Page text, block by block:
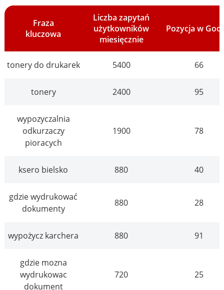
Fraza
kluczowa
Liczba zapytań
użytkowników
miesięcznie
Pozycja w
tonery do drukarek 5400 66
tonery 2400 95
wypozyczalnia
odkurzaczy
pioracych
1900 78
ksero bielsko 880 40
gdzie wydrukować
dokumenty
880 28
wypożycz karchera 880 91
gdzie mozna
wydrukowac
dokument
720 25